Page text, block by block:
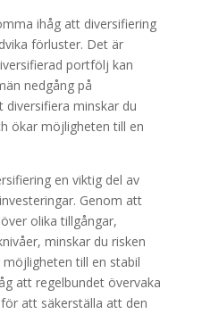
ihåg att diversifiering
förluster. Det är
portfölj kan
nedgång på
minskar du
ökar möjligheten till en
en viktig del av
Genom att
olika tillgångar,
minskar du risken
till en stabil
att regelbundet övervaka
att säkerställa att den